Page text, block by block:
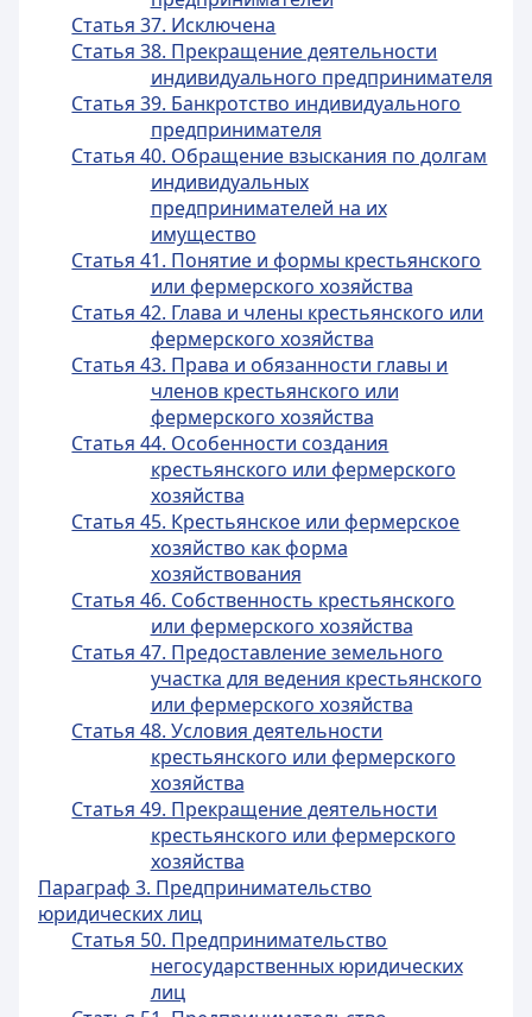
Статья 37. Исключена
Статья 38. Прекращение деятельности
индивидуального предпринимателя
Статья 39. Банкротство индивидуального
предпринимателя
Статья 40. Обращение взыскания по долгам
индивидуальных
предпринимателей на их
имущество
Статья 41. Понятие и формы крестьянского
или фермерского хозяйства
Статья 42. Глава и члены крестьянского или
фермерского хозяйства
Статья 43. Права и обязанности главы и
членов крестьянского или
фермерского хозяйства
Статья 44. Особенности создания
крестьянского или фермерского
хозяйства
Статья 45. Крестьянское или фермерское
хозяйство как форма
хозяйствования
Статья 46. Собственность крестьянского
или фермерского хозяйства
Статья 47. Предоставление земельного
участка для ведения крестьянского
или фермерского хозяйства
Статья 48. Условия деятельности
крестьянского или фермерского
хозяйства
Статья 49. Прекращение деятельности
крестьянского или фермерского
хозяйства
Параграф 3. Предпринимательство
юридических лиц
Статья 50. Предпринимательство
негосударственных юридических
лиц